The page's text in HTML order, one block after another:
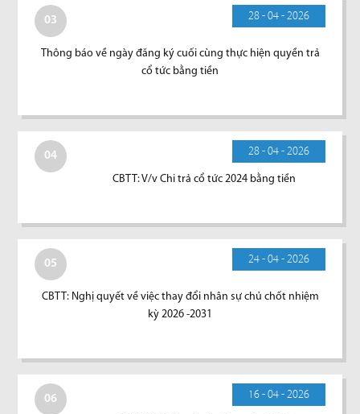
03 28 - 04 - 2026
Thông báo về ngày đăng ký cuối cùng thực hiện quyền trả
cổ tức bằng tiền
04 28 - 04 - 2026
CBTT: V/v Chi trả cổ tức 2024 bằng tiền
05 24 - 04 - 2026
CBTT: Nghị quyết về việc thay đổi nhân sự chủ chốt nhiệm
kỳ 2026 -2031
06 16 - 04 - 2026